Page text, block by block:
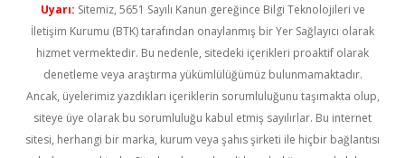
Uyarı: Sitemiz, 5651 Sayılı Kanun gereğince Bilgi Teknolojileri ve
İletişim Kurumu (BTK) tarafından onaylanmış bir Yer Sağlayıcı olarak
hizmet vermektedir. Bu nedenle, sitedeki içerikleri proaktif olarak
denetleme veya araştırma yükümlülüğümüz bulunmamaktadır.
Ancak, üyelerimiz yazdıkları içeriklerin sorumluluğunu taşımakta olup,
siteye üye olarak bu sorumluluğu kabul etmiş sayılırlar. Bu internet
sitesi, herhangi bir marka, kurum veya şahıs şirketi ile hiçbir bağlantısı